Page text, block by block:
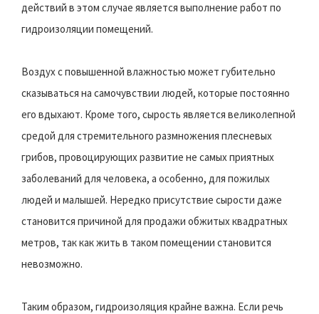
действий в этом случае является выполнение работ по
гидроизоляции помещений.
Воздух с повышенной влажностью может губительно
сказываться на самочувствии людей, которые постоянно
его вдыхают. Кроме того, сырость является великолепной
средой для стремительного размножения плесневых
грибов, провоцирующих развитие не самых приятных
заболеваний для человека, а особенно, для пожилых
людей и малышей. Нередко присутствие сырости даже
становится причиной для продажи обжитых квадратных
метров, так как жить в таком помещении становится
невозможно.
Таким образом, гидроизоляция крайне важна. Если речь